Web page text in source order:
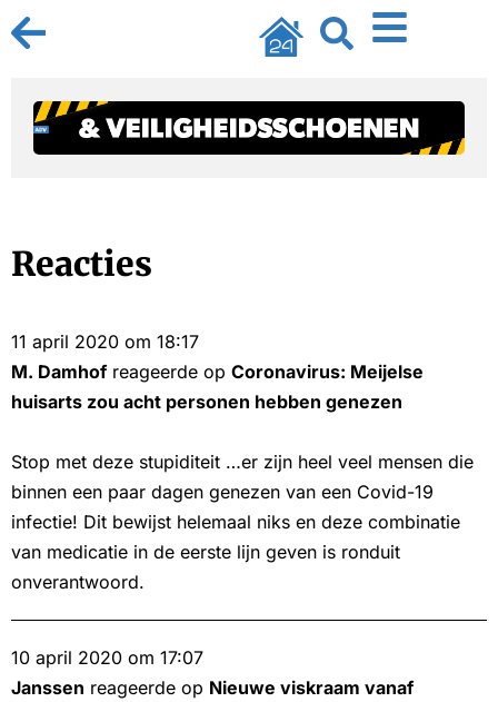
Reacties
11 april 2020 om 18:17
M. Damhofreageerde op Coronavirus: Meijelse
huisarts zou acht personen hebben genezen
Stop met deze stupiditeit …er zijn heel veel mensen die
binnen een paar dagen genezen van een Covid-19
infectie! Dit bewijst helemaal niks en deze combinatie
van medicatie in de eerste lijn geven is ronduit
onverantwoord.
10 april 2020 om 17:07
Janssen reageerde op Nieuwe viskraam vanaf